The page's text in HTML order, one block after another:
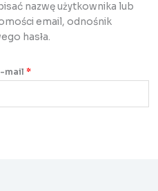
nazwę użytkownika lub
email, odnośnik
hasła.
mail *
Wymagane